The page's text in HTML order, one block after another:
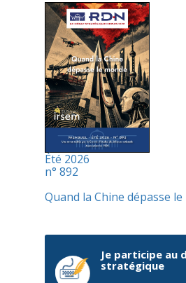
Été 2026
n° 892
Quand la Chine dépasse
Je participe au
stratégique